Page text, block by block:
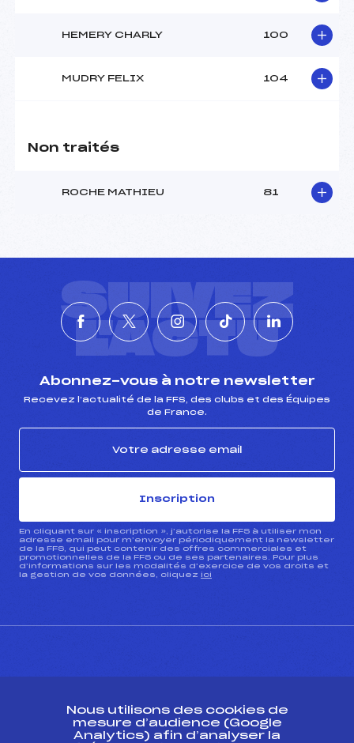
HEMERY CHARLY 100
MUDRY FELIX 104
Non traités
ROCHE MATHIEU 81
SUIVEZ
L'ACTU
Abonnez-vous à notre newsletter
Recevez l’actualité de la FFS, des clubs et des Équipes
de France.
Inscription
En cliquant sur « inscription », j’autorise la FFS à utiliser mon
adresse email pour m’envoyer périodiquement la newsletter
de la FFS, qui peut contenir des offres commerciales et
promotionnelles de la FFS ou de ses partenaires. Pour plus
d’informations sur les modalités d’exercice de vos droits et
la gestion de vos données, cliquez ici
Nous utilisons des cookies de
mesure d’audience (Google
Analytics) afin d’analyser la